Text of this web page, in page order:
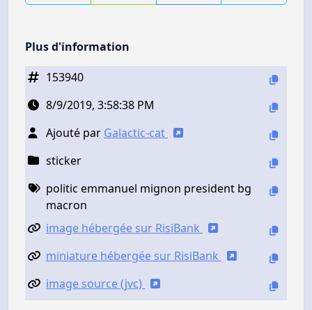
Plus d'information
153940
8/9/2019, 3:58:38 PM
Ajouté par Galactic-cat
sticker
politic emmanuel mignon president bg
macron
image hébergée sur RisiBank
miniature hébergée sur RisiBank
image source (jvc)